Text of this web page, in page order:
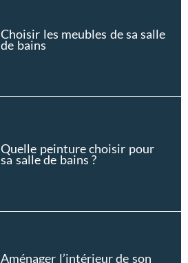
Choisir les meubles de sa salle
de bains
Quelle peinture choisir pour
sa salle de bains ?
Aménager l’intérieur de son